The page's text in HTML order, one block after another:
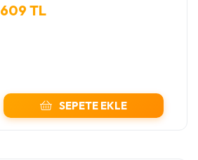
609 TL
SEPETE EKLE